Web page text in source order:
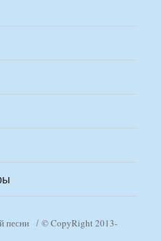
песни
© CopyRight 2013-